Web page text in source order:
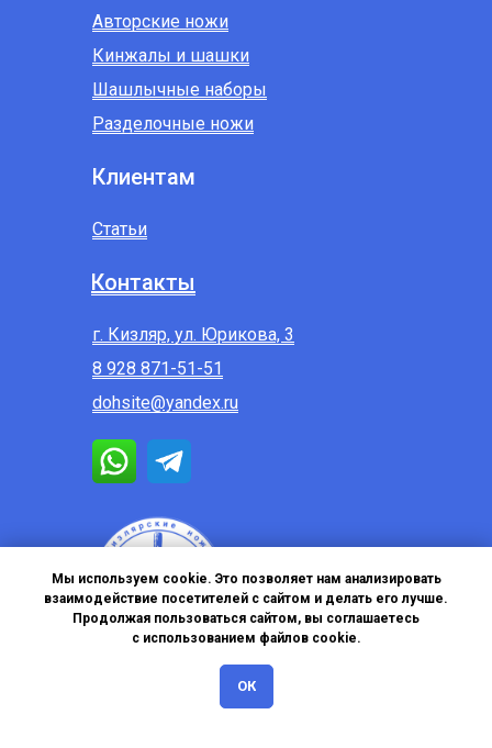
Политика в отношении обработки персональных данных
Кинжалы и шашки
Авторские ножи
Шашлычные наборы
Контакты
Разделочные ножи
г. Кизляр, ул. Юрикова, 3
8 928 871-51-51
dohsite@yandex.ru
Клиентам
Статьи
Мы используем cookie. Это позволяет нам анализировать
взаимодействие посетителей с сайтом и делать его лучше.
Продолжая пользоваться сайтом, вы соглашаетесь
с использованием файлов cookie.
ОК